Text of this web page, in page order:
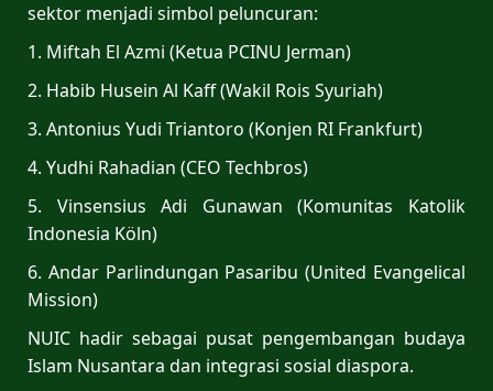
sektor menjadi simbol peluncuran:
1. Miftah El Azmi (Ketua PCINU Jerman)
2. Habib Husein Al Kaff (Wakil Rois Syuriah)
3. Antonius Yudi Triantoro (Konjen RI Frankfurt)
4. Yudhi Rahadian (CEO Techbros)
5. Vinsensius Adi Gunawan (Komunitas Katolik
Indonesia Köln)
6. Andar Parlindungan Pasaribu (United Evangelical
Mission)
NUIC hadir sebagai pusat pengembangan budaya
Islam Nusantara dan integrasi sosial diaspora.